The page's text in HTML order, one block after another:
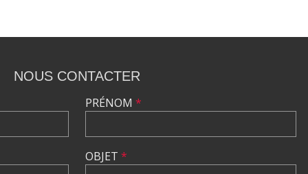
NOUS CONTACTER
PRÉNOM *
OBJET *